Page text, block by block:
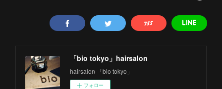
「bio tokyo」hairsalon
hairsalon 「bio tokyo」
フォロー